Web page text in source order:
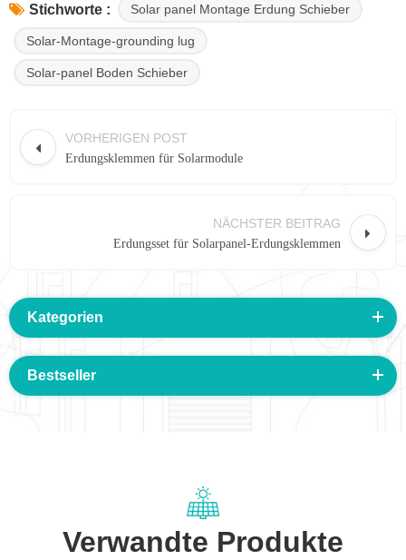
Stichworte : Solar panel Montage Erdung Schieber
Solar-Montage-grounding lug
Solar-panel Boden Schieber
VORHERIGEN POST
Erdungsklemmen für Solarmodule
NÄCHSTER BEITRAG
Erdungsset für Solarpanel-Erdungsklemmen
Kategorien
Bestseller
Verwandte Produkte